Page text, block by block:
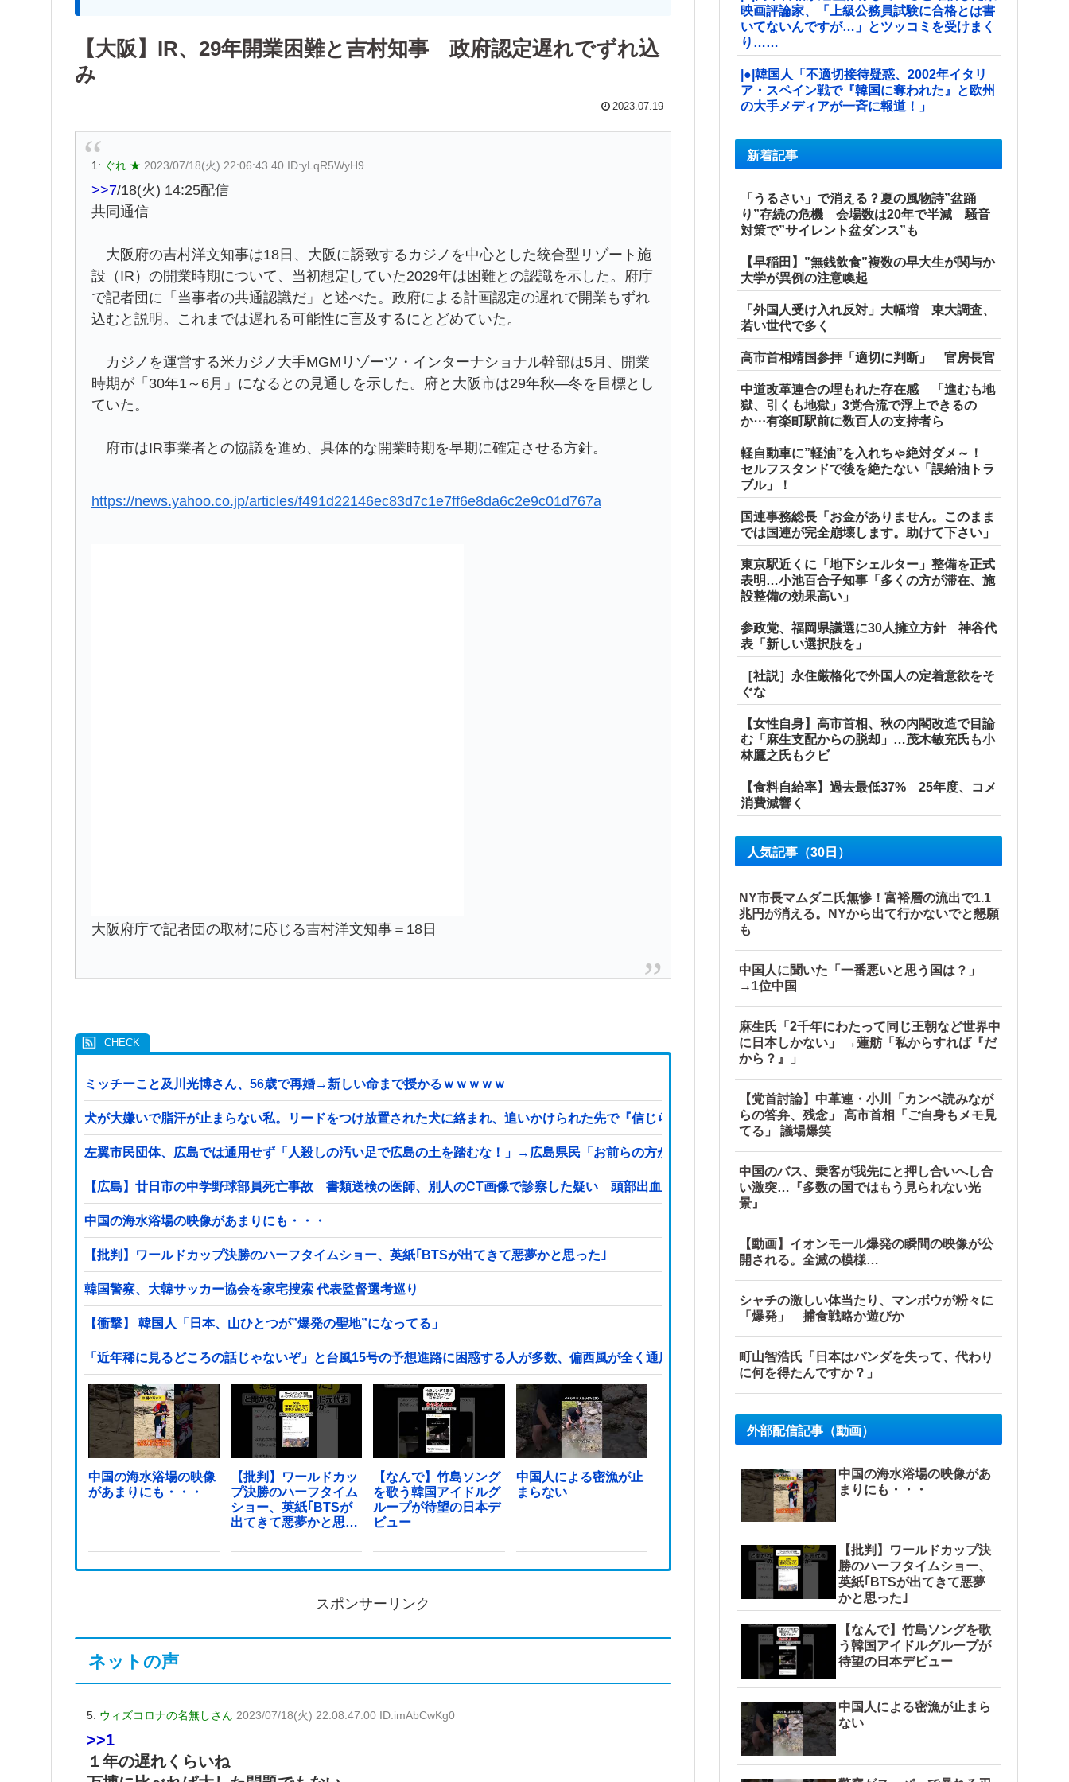
【大阪】IR、29年開業困難と吉村知事 政府認定遅れでずれ込
み
2023.07.19
1: ぐれ ★ 2023/07/18(火) 22:06:43.40 ID:yLqR5WyH9
>>7/18(火) 14:25配信
共同通信
大阪府の吉村洋文知事は18日、大阪に誘致するカジノを中心とした統合型リゾート施
設（IR）の開業時期について、当初想定していた2029年は困難との認識を示した。府庁
で記者団に「当事者の共通認識だ」と述べた。政府による計画認定の遅れで開業もずれ
込むと説明。これまでは遅れる可能性に言及するにとどめていた。
カジノを運営する米カジノ大手MGMリゾーツ・インターナショナル幹部は5月、開業
時期が「30年1～6月」になるとの見通しを示した。府と大阪市は29年秋―冬を目標とし
ていた。
府市はIR事業者との協議を進め、具体的な開業時期を早期に確定させる方針。
https://news.yahoo.co.jp/articles/f491d22146ec83d7c1e7ff6e8da6c2e9c01d767a
大阪府庁で記者団の取材に応じる吉村洋文知事＝18日
ミッチーこと及川光博さん、56歳で再婚→新しい命まで授かるｗｗｗｗｗ
犬が大嫌いで脂汗が止まらない私。リードをつけ放置された犬に絡まれ、追いかけられた先で『信じられない光景』を目撃→必死で救急車を呼ぶも犬と取り残されて・・・
左翼市民団体、広島では通用せず「人殺しの汚い足で広島の土を踏むな！」→広島県民「お前らの方が汚いんじゃ！」「ワシらが広島県民じゃ」
【広島】廿日市の中学野球部員死亡事故 書類送検の医師、別人のCT画像で診察した疑い 頭部出血に気づかなかった可能性
中国の海水浴場の映像があまりにも・・・
【批判】ワールドカップ決勝のハーフタイムショー、英紙｢BTSが出てきて悪夢かと思った｣
韓国警察、大韓サッカー協会を家宅捜索 代表監督選考巡り
【衝撃】 韓国人「日本、山ひとつが”爆発の聖地”になってる」
「近年稀に見るどころの話じゃないぞ」と台風15号の予想進路に困惑する人が多数、偏西風が全く通用していないんだけど……他
中国の海水浴場の映像
があまりにも・・・
【批判】ワールドカッ
プ決勝のハーフタイム
ショー、英紙｢BTSが
出てきて悪夢かと思っ
【なんで】竹島ソング
を歌う韓国アイドルグ
ループが待望の日本デ
ビュー
中国人による密漁が止
まらない
スポンサーリンク
ネットの声
5: ウィズコロナの名無しさん 2023/07/18(火) 22:08:47.00 ID:imAbCwKg0
>>1
１年の遅れくらいね
映画評論家、「上級公務員試験に合格とは書
いてないんですが…」とツッコミを受けまく
り……
|●|韓国人「不適切接待疑惑、2002年イタリ
ア・スペイン戦で『韓国に奪われた』と欧州
の大手メディアが一斉に報道！」
新着記事
「うるさい」で消える？夏の風物詩”盆踊
り”存続の危機 会場数は20年で半減 騒音
対策で”サイレント盆ダンス”も
【早稲田】”無銭飲食”複数の早大生が関与か
大学が異例の注意喚起
「外国人受け入れ反対」大幅増 東大調査、
若い世代で多く
高市首相靖国参拝「適切に判断」 官房長官
中道改革連合の埋もれた存在感 「進むも地
獄、引くも地獄」3党合流で浮上できるの
か⋯有楽町駅前に数百人の支持者ら
軽自動車に”軽油”を入れちゃ絶対ダメ～！
セルフスタンドで後を絶たない「誤給油トラ
ブル」！
国連事務総長「お金がありません。このまま
では国連が完全崩壊します。助けて下さい」
東京駅近くに「地下シェルター」整備を正式
表明…小池百合子知事「多くの方が滞在、施
設整備の効果高い」
参政党、福岡県議選に30人擁立方針 神谷代
表「新しい選択肢を」
［社説］永住厳格化で外国人の定着意欲をそ
ぐな
【女性自身】高市首相、秋の内閣改造で目論
む「麻生支配からの脱却」…茂木敏充氏も小
林鷹之氏もクビ
【食料自給率】過去最低37% 25年度、コメ
消費減響く
人気記事（30日）
NY市長マムダニ氏無惨！富裕層の流出で1.1
兆円が消える。NYから出て行かないでと懇願
も
中国人に聞いた「一番悪いと思う国は？」
→1位中国
麻生氏「2千年にわたって同じ王朝など世界中
に日本しかない」 →蓮舫「私からすれば『だ
から？』」
【党首討論】中革連・小川「カンペ読みなが
らの答弁、残念」 高市首相「ご自身もメモ見
てる」 議場爆笑
中国のバス、乗客が我先にと押し合いへし合
い激突…『多数の国ではもう見られない光
景』
【動画】イオンモール爆発の瞬間の映像が公
開される。全滅の模様…
シャチの激しい体当たり、マンボウが粉々に
「爆発」 捕食戦略か遊びか
町山智浩氏「日本はパンダを失って、代わり
に何を得たんですか？」
外部配信記事（動画）
中国の海水浴場の映像があ
まりにも・・・
【批判】ワールドカップ決
勝のハーフタイムショー、
英紙｢BTSが出てきて悪夢
かと思った｣
【なんで】竹島ソングを歌
う韓国アイドルグループが
待望の日本デビュー
中国人による密漁が止まら
ない